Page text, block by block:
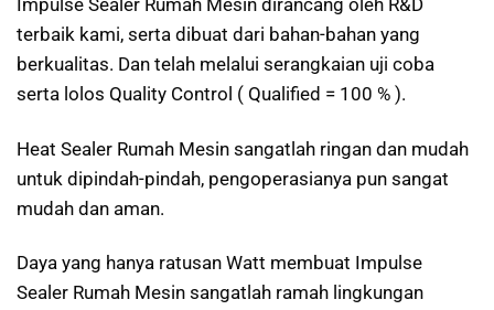
Impulse Sealer Rumah Mesin dirancang oleh R&D
terbaik kami, serta dibuat dari bahan-bahan yang
berkualitas. Dan telah melalui serangkaian uji coba
serta lolos Quality Control ( Qualified = 100 % ).
Heat Sealer Rumah Mesin sangatlah ringan dan mudah
untuk dipindah-pindah, pengoperasianya pun sangat
mudah dan aman.
Daya yang hanya ratusan Watt membuat Impulse
Sealer Rumah Mesin sangatlah ramah lingkungan